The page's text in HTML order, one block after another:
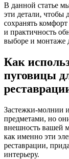
В данной статье
эти детали, чтобы
сохранять
и практичность
выборе и монтаже
Как
пуговицы
Застежки-молнии
предметами, но
внешность вашей
как именно эти
реставрации,
интерьеру.